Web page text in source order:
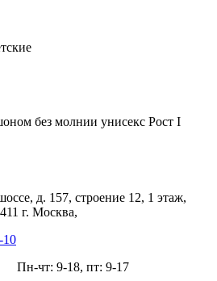
без молнии унисекс Рост I
д. 157, строение 12, 1 этаж,
г. Москва,
10
Пн-чт: 9-18, пт: 9-17